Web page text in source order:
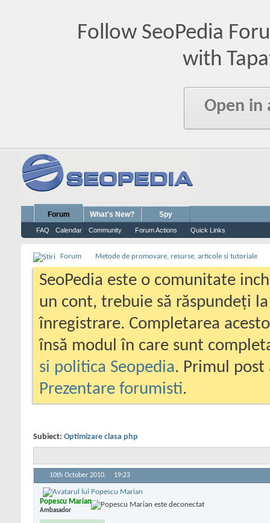
Follow SeoPedia
with
Open in
Forum
FAQ Calendar Community Forum Actions Quick Links
What's New? Spy
Forum Metode de promovare, resurse, articole si tutoriale
SeoPedia este o comunitate
un cont, trebuie să răspundeți
înregistrare. Completarea
însă modul în care sunt
si politica Seopedia. Primul
Prezentare forumisti.
Subiect: Optimizare clasa php
10th October 2010, 19:23
Popescu Marian
Ambasador